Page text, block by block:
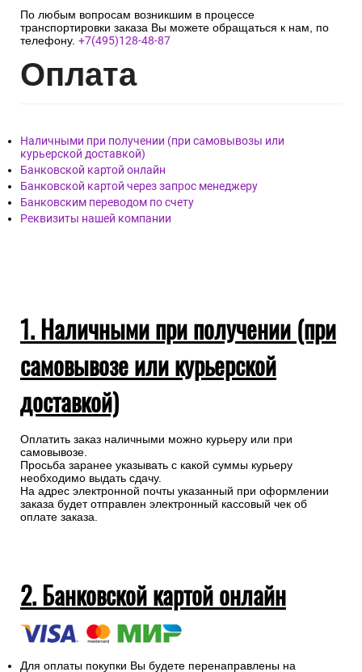
По любым вопросам возникшим в процессе
транспортировки заказа Вы можете обращаться к нам, по
телефону. +7(495)128-48-87
Оплата
Наличными при получении (при самовывозы или
курьерской доставкой)
Банковской картой онлайн
Банковской картой через запрос менеджеру
Банковским переводом по счету
Реквизиты нашей компании
1. Наличными при получении (при
самовывозе или курьерской
доставкой)
Оплатить заказ наличными можно курьеру или при
самовывозе.
Просьба заранее указывать с какой суммы курьеру
необходимо выдать сдачу.
На адрес электронной почты указанный при оформлении
заказа будет отправлен электронный кассовый чек об
оплате заказа.
2. Банковской картой онлайн
Для оплаты покупки Вы будете перенаправлены на